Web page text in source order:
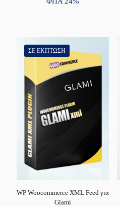
ΣΕ ΈΚΠΤΩΣΗ
WP Woocommerce XML Feed για
Glami